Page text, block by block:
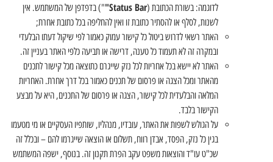
לדוגמה: בשורת הכתובת (Status Bar" ") בדפדפן של המשתמש. אין
לשנות, לסלף או להסתיר כתובת זו ואין להחליפה בכל כתובת אחרת;
האתר רשאי לדרוש ביטול כל קישור עמוק כאמור לפי שיקול דעתו הבלעדי
ובמקרה זה לא תעמוד כל טענה, דרישה או תביעה כלפי האתר בעניין זה.
האתר לא יישא בכל אחריות לכל נזק שייגרם כתוצאה מכל קישור לתכנים
מהאתר ומכל הצגה או פרסום של תכנים כאמור בכל דרך אחרת. האחריות
המלאה והבלעדית לכל קישור, הצגה או פרסום של התכנים, היא על מבצע
הקישור בלבד.
על הגולש לשפות את האתר, עובדיו, מנהליו, שותפיו העסקיים או מי מטעמו
בגין כל נזק, הפסד, אבדן רווח, תשלום או הוצאה שייגרמו להם – ובכלל זה
שכ"ט עו"ד והוצאות משפט עקב הפרת תקנון זה. בנוסף, ישפה המשתמש